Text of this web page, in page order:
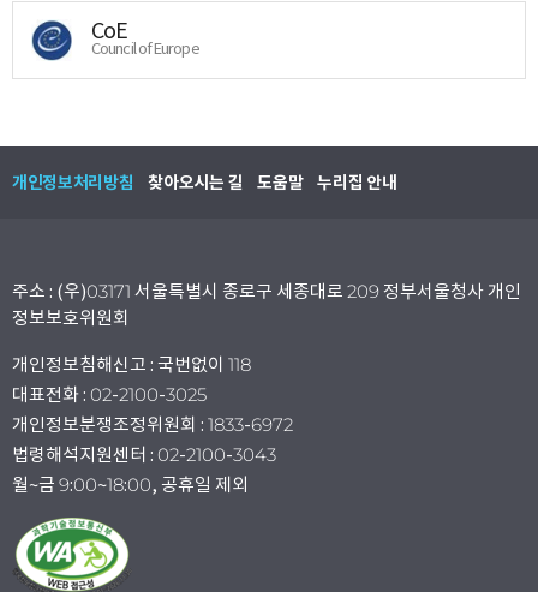
CoE
Council of Europe
개인정보처리방침 찾아오시는 길 도움말 누리집 안내
주소 : (우)03171 서울특별시 종로구 세종대로 209 정부서울청사 개인
정보보호위원회
개인정보침해신고 : 국번없이 118
대표전화 : 02-2100-3025
개인정보분쟁조정위원회 : 1833-6972
법령해석지원센터 : 02-2100-3043
월~금 9:00~18:00, 공휴일 제외